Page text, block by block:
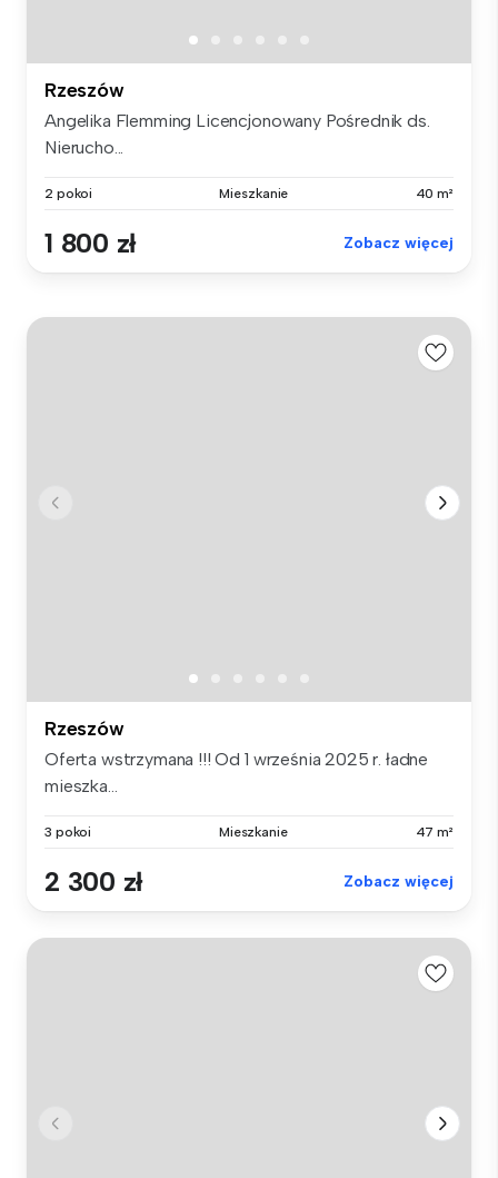
Rzeszów
Angelika Flemming Licencjonowany Pośrednik ds.
Nierucho...
2 pokoi Mieszkanie 40 m²
1 800 zł Zobacz więcej
Rzeszów
Oferta wstrzymana !!! Od 1 września 2025 r. ładne
mieszka...
3 pokoi Mieszkanie 47 m²
2 300 zł Zobacz więcej